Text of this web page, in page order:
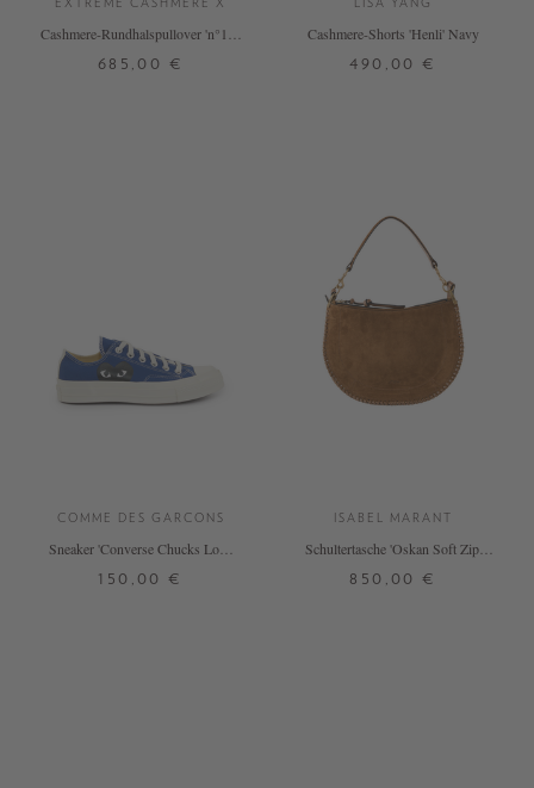
Cashmere-Rundhalspullover 'n°167
685,00 €
Cashmere-Shorts 'Henli' Navy
490,00 €
DETAILS
COMME DES GARCONS
Sneaker 'Converse Chucks Low'
150,00 €
ISABEL MARANT
Schultertasche 'Oskan Soft Zip'
850,00 €